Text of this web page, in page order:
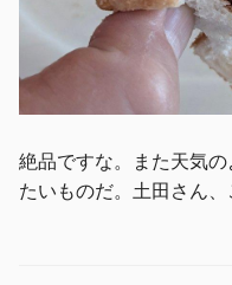
絶品ですな。また天気
たいものだ。土田さん、